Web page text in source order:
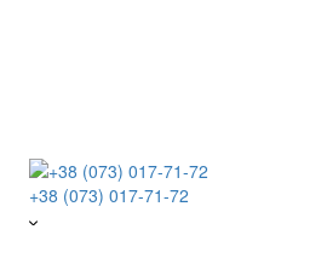
+38 (073) 017-71-72